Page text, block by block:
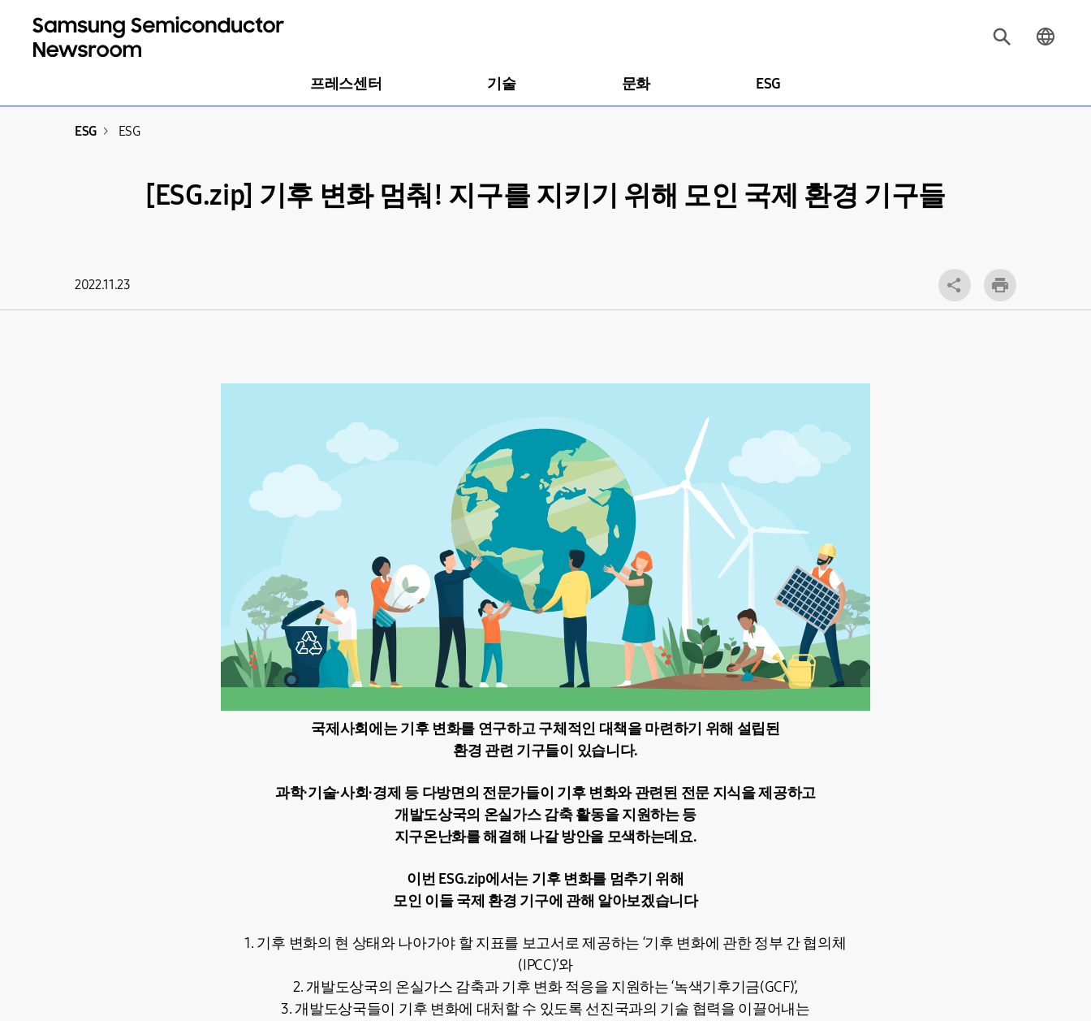
프레스센터 기술 문화 ESG
ESG > ESG
[ESG.zip] 기후 변화 멈춰! 지구를 지키기 위해 모인 국제 환경 기구들
2022.11.23
국제사회에는 기후 변화를 연구하고 구체적인 대책을 마련하기 위해 설립된
환경 관련 기구들이 있습니다.
과학·기술·사회·경제 등 다방면의 전문가들이 기후 변화와 관련된 전문 지식을 제공하고
개발도상국의 온실가스 감축 활동을 지원하는 등
지구온난화를 해결해 나갈 방안을 모색하는데요.
이번 ESG.zip에서는 기후 변화를 멈추기 위해
모인 이들 국제 환경 기구에 관해 알아보겠습니다
1. 기후 변화의 현 상태와 나아가야 할 지표를 보고서로 제공하는 ‘기후 변화에 관한 정부 간 협의체
(IPCC)’와
2. 개발도상국의 온실가스 감축과 기후 변화 적응을 지원하는 ‘녹색기후기금(GCF)’,
3. 개발도상국들이 기후 변화에 대처할 수 있도록 선진국과의 기술 협력을 이끌어내는